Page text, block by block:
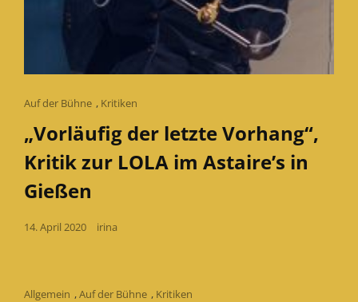
Cat
Auf der Bühne , Kritiken
„Vorläufig der letzte Vorhang“,
Kritik zur LOLA im Astaire’s in
Gießen
Posted
14. April 2020 irina
Cat
Allgemein ,Auf der Bühne , Kritiken